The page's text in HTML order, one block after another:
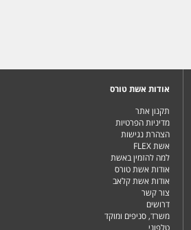
אודות אשת טורס
תקנון אתר
מדיניות הפרטיות
הצהרת נגישות
אשת FLEX
למה להזמין באשת
אודות אשת טורס
אודות אשת קלאב
צור קשר
דרושים
משרד, סניפים ומוקד
טלפוני